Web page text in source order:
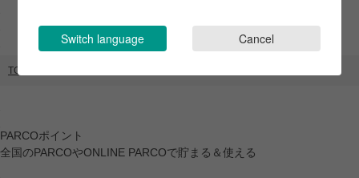
TOP
PARCOポイント
全国のPARCOやONLINE PARCOで貯まる＆使える
Switch language Cancel